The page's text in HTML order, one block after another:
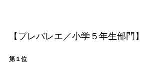
【プレバレエ／小学５年生部門】
第１位